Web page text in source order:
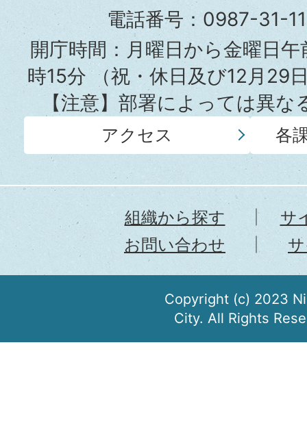
役
所
電話番号：0987-31-
開庁時間：月曜日から金曜日
時15分（祝・休日及び12月29
【注意】部署によっては異
アクセス 各
組織から探す
サ
お問い合わせ
Copyright (c) 2023
City. All Rights